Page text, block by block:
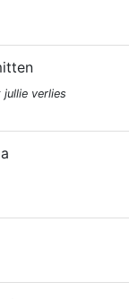
verlies